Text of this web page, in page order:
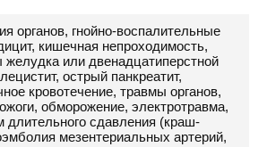
органов, гнойно-воспалительные
кишечная непроходимость,
или двенадцатиперстной
острый панкреатит,
кровотечение, травмы органов,
обморожение, электротравма,
длительного сдавления (краш-
мезентериальных артерий,